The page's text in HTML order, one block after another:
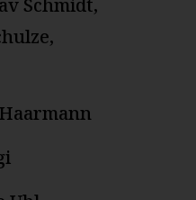
Schmidt,